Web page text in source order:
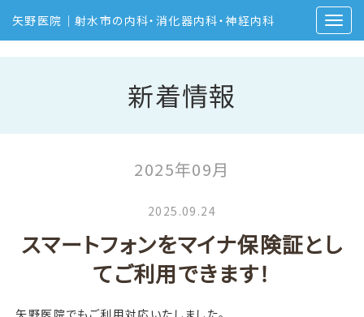
矢野医院｜射水市の内科・消化器内科・神経内科
新着情報
2025年09月
2025.09.24
スマートフォンをマイナ保険証とし
てご利用できます！
矢野医院でもご利用対応いたしました。